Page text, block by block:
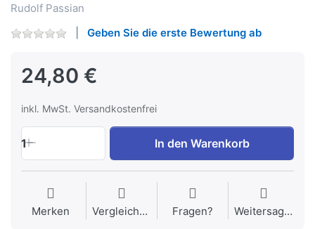
Rudolf Passian
Geben Sie die erste Bewertung ab
24,80 €
inkl. MwSt. Versandkostenfrei
1 In den Warenkorb
Merken Vergleichen Fragen? Weitersagen